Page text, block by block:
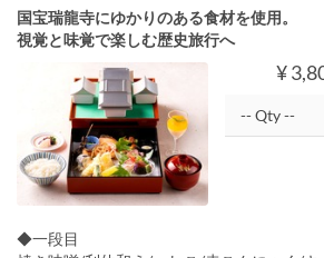
国宝瑞龍寺にゆかりのある食材を使用。
視覚と味覚で楽しむ歴史旅行へ
¥
◆一段目